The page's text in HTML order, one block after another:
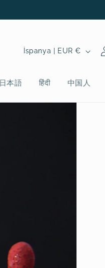
日本語 हिंदी 中国人
Ü
k
İspanya | EUR €